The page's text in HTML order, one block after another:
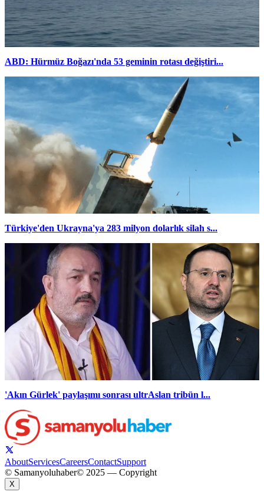
ABD: Hürmüz Boğazı'nda 53 geminin rotası değiştiri...
Türkiye'den Ukrayna'ya 283 milyon dolarlık silah s...
'Akın Gürlek' paylaşımı sonrası ultrAslan tribün l...
AboutServicesCareersContactSupport
© Samanyoluhaber© 2025 — Copyright
X